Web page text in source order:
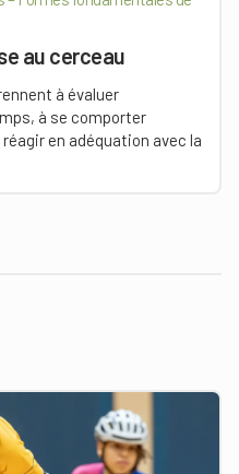
au cerceau
à évaluer
à se comporter
en adéquation avec la